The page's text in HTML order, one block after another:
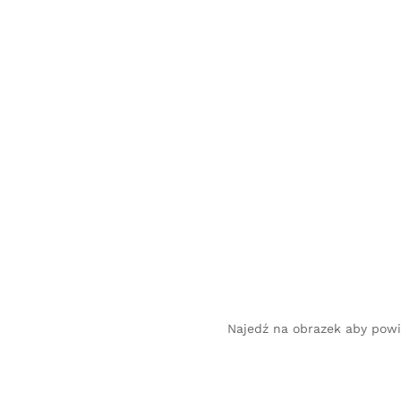
Najedź na obrazek aby